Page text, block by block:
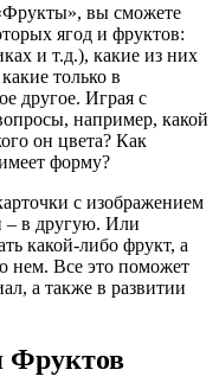
вы сможете
ягод и фруктов:
и т.д.), какие из них
только в
другое. Играя с
например, какой
он цвета? Как
форму?
с изображением
– в другую. Или
какой-либо фрукт, а
нем. Все это поможет
а также в развитии
Фруктов